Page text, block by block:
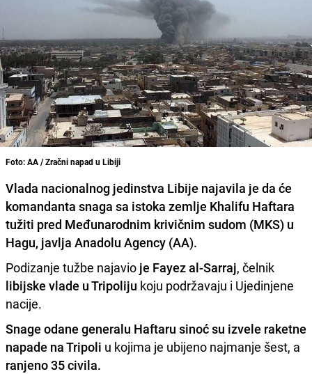
Foto: AA / Zračni napad u Libiji
Vlada nacionalnog jedinstva Libije najavila je da će
komandanta snaga sa istoka zemlje Khalifu Haftara
tužiti pred Međunarodnim krivičnim sudom (MKS) u
Hagu, javlja Anadolu Agency (AA).
Podizanje tužbe najavio je Fayez al-Sarraj, čelnik
libijske vlade u Tripoliju koju podržavaju i Ujedinjene
nacije.
Snage odane generalu Haftaru sinoć su izvele raketne
napade na Tripoli u kojima je ubijeno najmanje šest, a
ranjeno 35 civila.